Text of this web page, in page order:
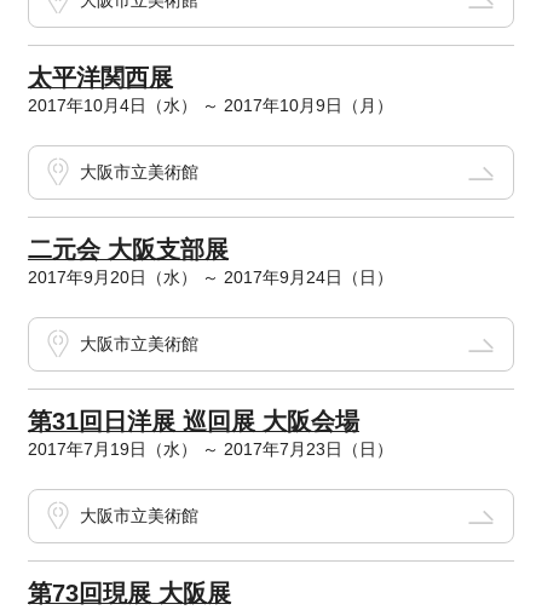
太平洋関西展
2017年10月4日（水） ～ 2017年10月9日（月）
大阪市立美術館
二元会 大阪支部展
2017年9月20日（水） ～ 2017年9月24日（日）
大阪市立美術館
第31回日洋展 巡回展 大阪会場
2017年7月19日（水） ～ 2017年7月23日（日）
大阪市立美術館
第73回現展 大阪展